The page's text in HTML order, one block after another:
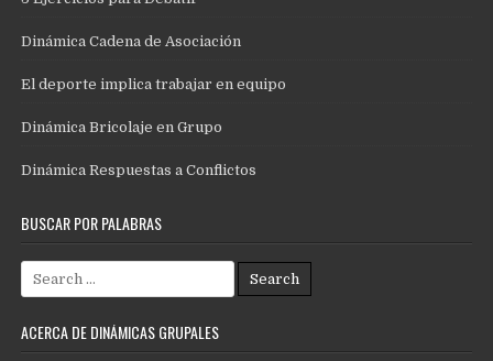
Dinámica Cadena de Asociación
El deporte implica trabajar en equipo
Dinámica Bricolaje en Grupo
Dinámica Respuestas a Conflictos
BUSCAR POR PALABRAS
for:
ACERCA DE DINÁMICAS GRUPALES